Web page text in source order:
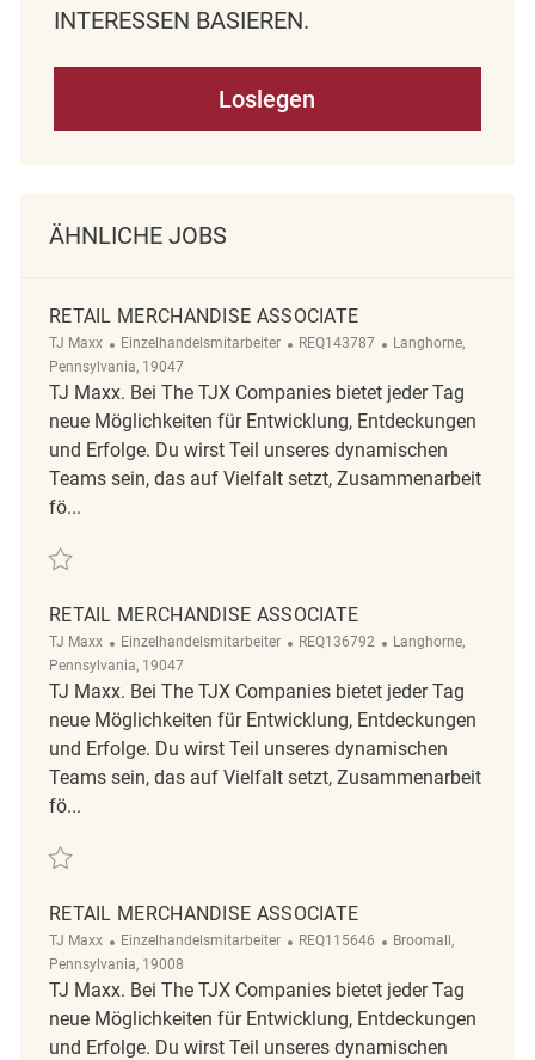
NTERESSEN BASIEREN.
Loslegen
ÄHNLICHE JOBS
RETAIL MERCHANDISE ASSOCIATE
TJ Maxx Kategorie
Einzelhandelsmitarbeiter ReqId
REQ143787 Ort
Langhorne,
Pennsylvania, 19047
TJ Maxx. Bei The TJX Companies bietet jeder Tag
neue Möglichkeiten für Entwicklung, Entdeckungen
und Erfolge. Du wirst Teil unseres dynamischen
Teams sein, das auf Vielfalt setzt, Zusammenarbeit
fö...
Retten Retail Merchandise Associate REQ143787
RETAIL MERCHANDISE ASSOCIATE
TJ Maxx Kategorie
Einzelhandelsmitarbeiter ReqId
REQ136792 Ort
Langhorne,
Pennsylvania, 19047
TJ Maxx. Bei The TJX Companies bietet jeder Tag
neue Möglichkeiten für Entwicklung, Entdeckungen
und Erfolge. Du wirst Teil unseres dynamischen
Teams sein, das auf Vielfalt setzt, Zusammenarbeit
fö...
Retten Retail Merchandise Associate REQ136792
RETAIL MERCHANDISE ASSOCIATE
TJ Maxx Kategorie
Einzelhandelsmitarbeiter ReqId
REQ115646 Ort
Broomall,
Pennsylvania, 19008
TJ Maxx. Bei The TJX Companies bietet jeder Tag
neue Möglichkeiten für Entwicklung, Entdeckungen
und Erfolge. Du wirst Teil unseres dynamischen